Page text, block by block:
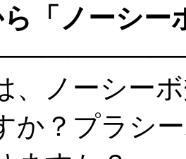
「ノーシー
、ノーシー
か？プラシ